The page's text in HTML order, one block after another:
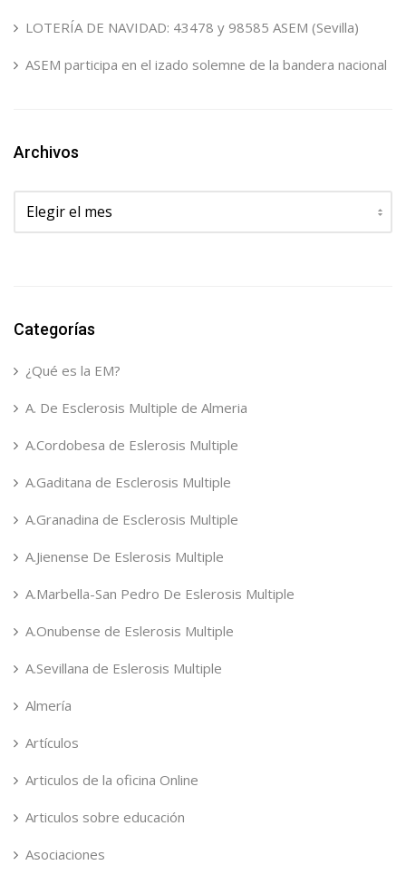
LOTERÍA DE NAVIDAD: 43478 y 98585 ASEM (Sevilla)
ASEM participa en el izado solemne de la bandera nacional
Archivos
Archivos
Categorías
¿Qué es la EM?
A. De Esclerosis Multiple de Almeria
A.Cordobesa de Eslerosis Multiple
A.Gaditana de Esclerosis Multiple
A.Granadina de Esclerosis Multiple
A.Jienense De Eslerosis Multiple
A.Marbella-San Pedro De Eslerosis Multiple
A.Onubense de Eslerosis Multiple
A.Sevillana de Eslerosis Multiple
Almería
Artículos
Articulos de la oficina Online
Articulos sobre educación
Asociaciones